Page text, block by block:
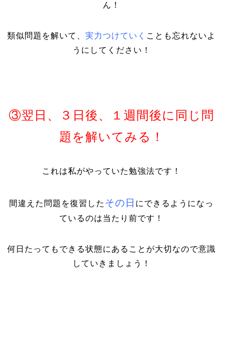
ん！
類似問題を解いて、実力つけていく ことも忘れないよ
うにしてください！
③翌日、３日後、１週間後に同じ問
題を解いてみる！
これは私がやっていた勉強法です！
間違えた問題を復習した その日 にできるようになっ
ているのは当たり前です！
何日たってもできる状態にあることが大切なので意識
していきましょう！